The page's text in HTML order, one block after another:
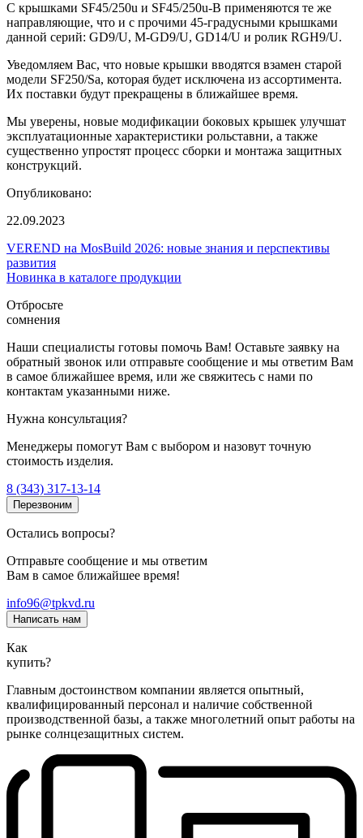
С крышками SF45/250u и SF45/250u-B применяются те же
направляющие, что и с прочими 45-градусными крышками
данной серий: GD9/U, M-GD9/U, GD14/U и ролик RGH9/U.
Уведомляем Вас, что новые крышки вводятся взамен старой
модели SF250/Sa, которая будет исключена из ассортимента.
Их поставки будут прекращены в ближайшее время.
Мы уверены, новые модификации боковых крышек улучшат
эксплуатационные характеристики рольставни, а также
существенно упростят процесс сборки и монтажа защитных
конструкций.
Опубликовано:
22.09.2023
VEREND на MosBuild 2026: новые знания и перспективы
развития
Новинка в каталоге продукции
Отбросьте
сомнения
Наши специалисты готовы помочь Вам! Оставьте заявку на
обратный звонок или отправьте сообщение и мы ответим Вам
в самое ближайшее время, или же свяжитесь с нами по
контактам указанными ниже.
Нужна консультация?
Менеджеры помогут Вам с выбором и назовут точную
стоимость изделия.
8 (343) 317-13-14
Перезвоним
Остались вопросы?
Отправьте сообщение и мы ответим
Вам в самое ближайшее время!
info96@tpkvd.ru
Написать нам
Как
купить?
Главным достоинством компании является опытный,
квалифицированный персонал и наличие собственной
производственной базы, а также многолетний опыт работы на
рынке солнцезащитных систем.